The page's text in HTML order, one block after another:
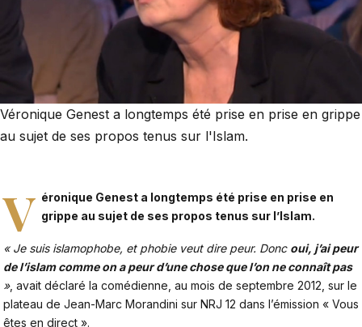
Véronique Genest a longtemps été prise en prise en grippe
au sujet de ses propos tenus sur l'Islam.
V éronique Genest a longtemps été prise en prise en
grippe au sujet de ses propos tenus sur l’Islam.
« Je suis islamophobe, et phobie veut dire peur. Donc oui, j’ai peur
de l’islam comme on a peur d’une chose que l’on ne connaît pas
», avait déclaré la comédienne, au mois de septembre 2012, sur le
plateau de Jean-Marc Morandini sur NRJ 12 dans l’émission « Vous
êtes en direct ».